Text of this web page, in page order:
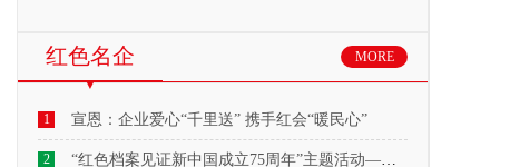
红色名企 MORE
1 宣恩：企业爱心“千里送” 携手红会“暖民心”
2 “红色档案见证新中国成立75周年”主题活动——走进高淳桠溪